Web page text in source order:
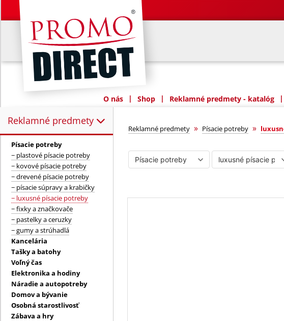
O nás | Shop | Reklamné predmety - katalóg |
Reklamné predmety
Reklamné predmety:
Písacie potreby
− plastové písacie potreby
− kovové písacie potreby
− drevené písacie potreby
− písacie súpravy a krabičky
− luxusné písacie potreby
− fixky a značkovače
− pastelky a ceruzky
− gumy a strúhadlá
Kancelária
Tašky a batohy
Voľný čas
Elektronika a hodiny
Náradie a autopotreby
Domov a bývanie
Osobná starostlivosť
Zábava a hry
luxusné písacie potreby
Reklamné predmety » Písacie potreby »